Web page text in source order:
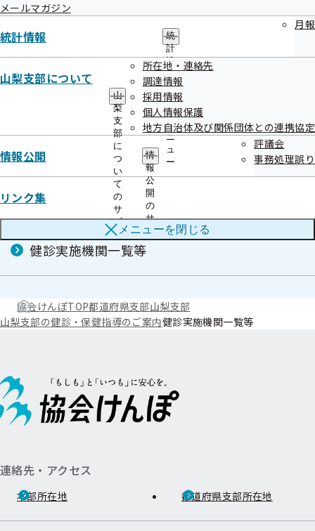
メールマガジン
統計情報
統
計
情
報
の
サ
ブ
メ
ニ
ュ
ー
月報
山梨支部について
山
梨
支
部
に
つ
い
て
の
サ
ブ
メ
ニ
ュ
所在地・連絡先
調達情報
採用情報
個人情報保護
地方自治体及び関係団体との連携協定
情報公開
情
報
公
開
の
サ
ブ
メ
評議会
事務処理誤り
リンク集
メニューを閉じる
特定保健指導
未治療者に対する受診勧奨業務の外部委託に
ついて
令和8年度健診パンフレットについて
任意継続加入者の方の令和8年度健診案内送付
について
健診実施機関一覧等
協会けんぽTOP都道府県支部山梨支部
山梨支部の健診・保健指導のご案内健診実施機関一覧等
連絡先・アクセス
本部所在地 都道府県支部所在地